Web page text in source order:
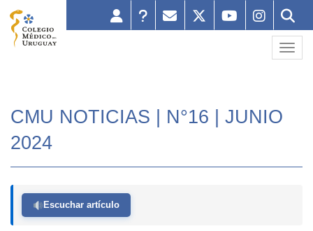
CMU NOTICIAS | N°16 | JUNIO
2024
Escuchar artículo